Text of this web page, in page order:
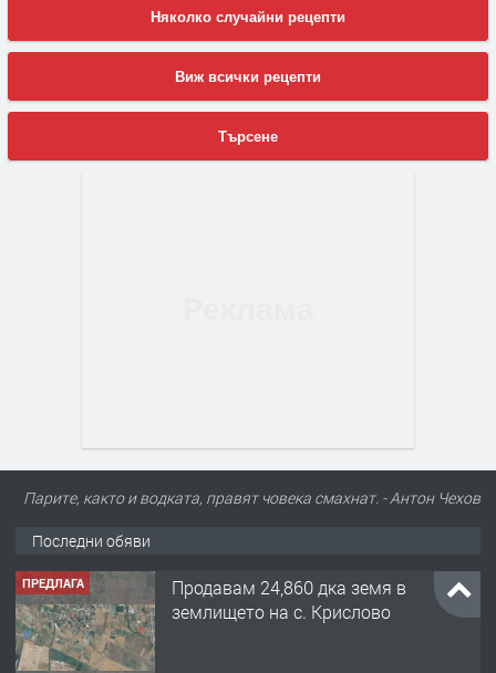
Няколко случайни рецепти
Виж всички рецепти
Търсене
Парите, както и водката, правят човека смахнат. - Антон Чехов
Последни обяви
ПРЕДЛАГА
122 м2- 3 стаен апартамент супер
център Асеновград- 169 500 €.